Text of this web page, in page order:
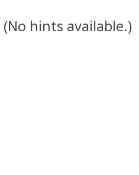
(No hints available.)